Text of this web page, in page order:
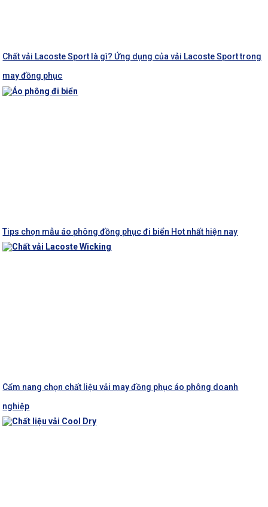
Chất vải Lacoste Sport là gì? Ứng dụng của vải Lacoste Sport trong
may đồng phục
Tips chọn mẫu áo phông đồng phục đi biển Hot nhất hiện nay
Cẩm nang chọn chất liệu vải may đồng phục áo phông doanh
nghiệp